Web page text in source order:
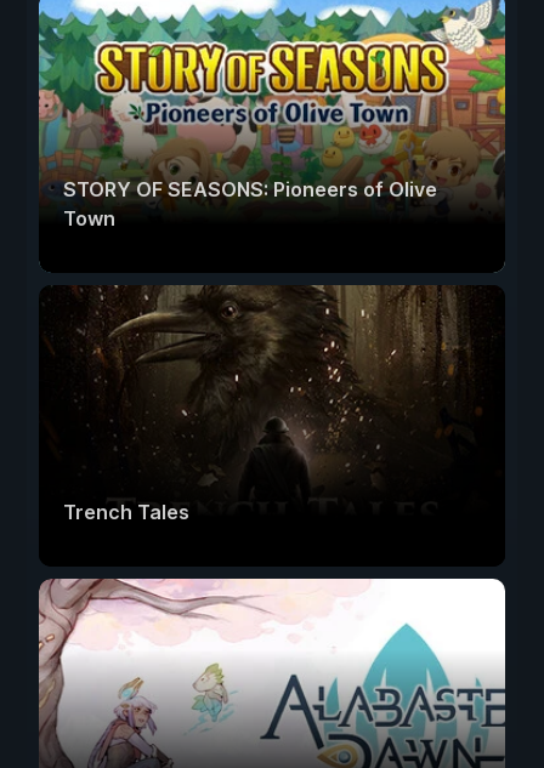
STORY OF SEASONS: Pioneers of Olive
Town
Trench Tales